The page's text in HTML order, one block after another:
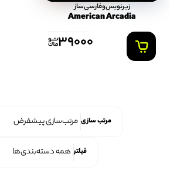
زیرنویس‌و‌فارسی‌ساز
American Arcadia
39000
مرتب سازی
فیلتر